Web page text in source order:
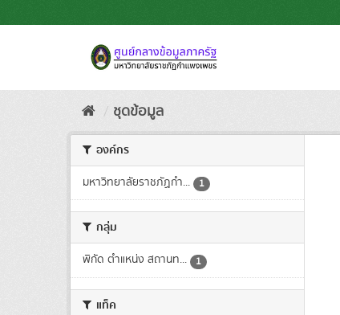
to
ชุดข้อมูล
องค์กร
มหาวิทยาลัยราชภัฏกำ... 1
กลุ่ม
พิกัด ตำแหน่ง สถานท... 1
แท็ค